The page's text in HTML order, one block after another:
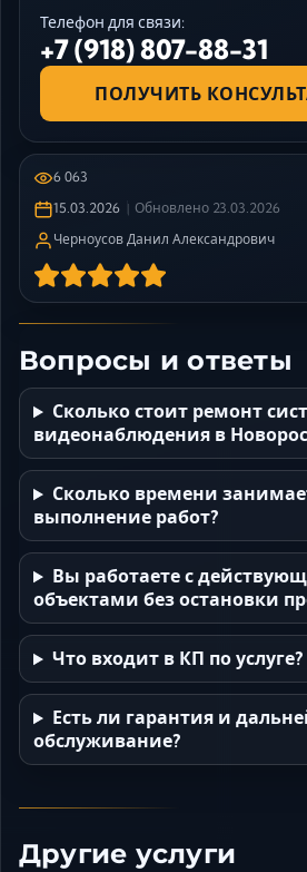
Телефон для связи:
+7 (918) 807-88-31
ПОЛУЧИТЬ
6 063
15.03.2026
Обновлено 23.03.2026
Черноусов Данил Александрович
Вопросы и ответы
Сколько стоит ремонт
видеонаблюдения в
Сколько времени
выполнение работ?
Вы работаете с
объектами без остановки
Что входит в КП по услуге?
Есть ли гарантия и
обслуживание?
Другие услуги